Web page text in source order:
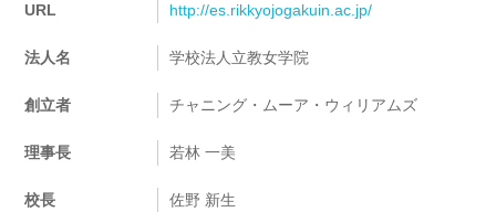
URL http://es.rikkyojogakuin.ac.jp/
法人名 学校法人立教女学院
創立者 チャニング・ムーア・ウィリアムズ
理事長 若林 一美
校長 佐野 新生